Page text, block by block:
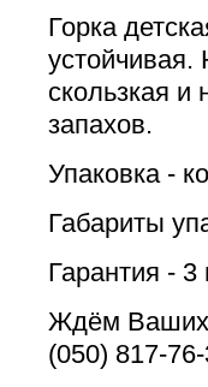
Горка
устойчивая.
скользкая и
запахов.
Упаковка -
Габариты
Гарантия - 3
Ждём Ваших
(050) 817-